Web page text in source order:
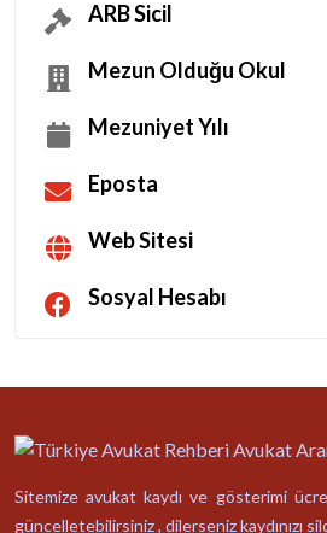
ARB Sicil
Mezun Olduğu Okul
Mezuniyet Yılı
Eposta
Web Sitesi
Sosyal Hesabı
Sitemize avukat kaydı ve gösterimi
güncelletebilirsiniz , dilerseniz kaydınızı